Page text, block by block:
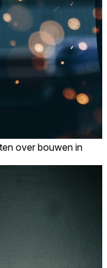
over bouwen in